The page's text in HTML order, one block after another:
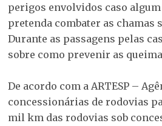
perigos envolvidos caso algum
pretenda combater as chamas
Durante as passagens pelas
sobre como prevenir as
De acordo com a ARTESP –
concessionárias de rodovias
mil km das rodovias sob